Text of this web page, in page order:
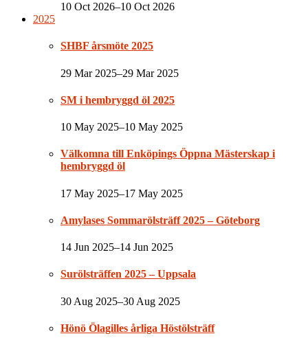
10 Oct 2026–10 Oct 2026
2025
SHBF årsmöte 2025
29 Mar 2025–29 Mar 2025
SM i hembryggd öl 2025
10 May 2025–10 May 2025
Välkomna till Enköpings Öppna Mästerskap i
hembryggd öl
17 May 2025–17 May 2025
Amylases Sommarölsträff 2025 – Göteborg
14 Jun 2025–14 Jun 2025
Surölsträffen 2025 – Uppsala
30 Aug 2025–30 Aug 2025
Hönö Ölagilles årliga Höstölsträff